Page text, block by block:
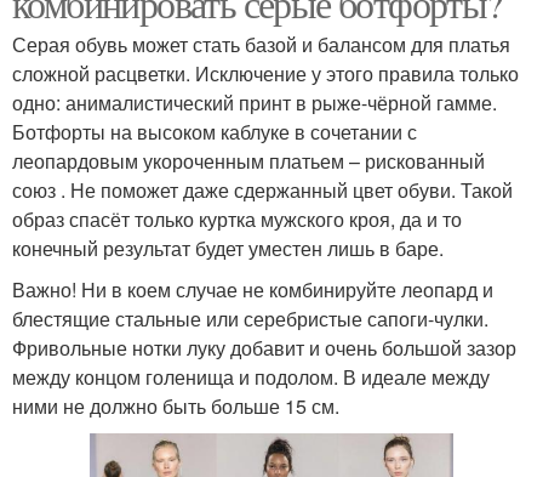
Серая обувь может стать базой и балансом для платья
сложной расцветки. Исключение у этого правила только
одно: анималистический принт в рыже-чёрной гамме.
Ботфорты на высоком каблуке в сочетании с
леопардовым укороченным платьем – рискованный
союз . Не поможет даже сдержанный цвет обуви. Такой
образ спасёт только куртка мужского кроя, да и то
конечный результат будет уместен лишь в баре.
Важно! Ни в коем случае не комбинируйте леопард и
блестящие стальные или серебристые сапоги-чулки.
Фривольные нотки луку добавит и очень большой зазор
между концом голенища и подолом. В идеале между
ними не должно быть больше 15 см.